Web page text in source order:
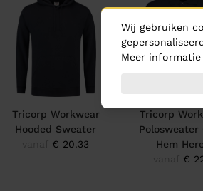
Tricorp Workwear
Hooded Sweater
€ 20.33
Tricorp
Polosweater
Hem
€
Wij gebruiken
Meer